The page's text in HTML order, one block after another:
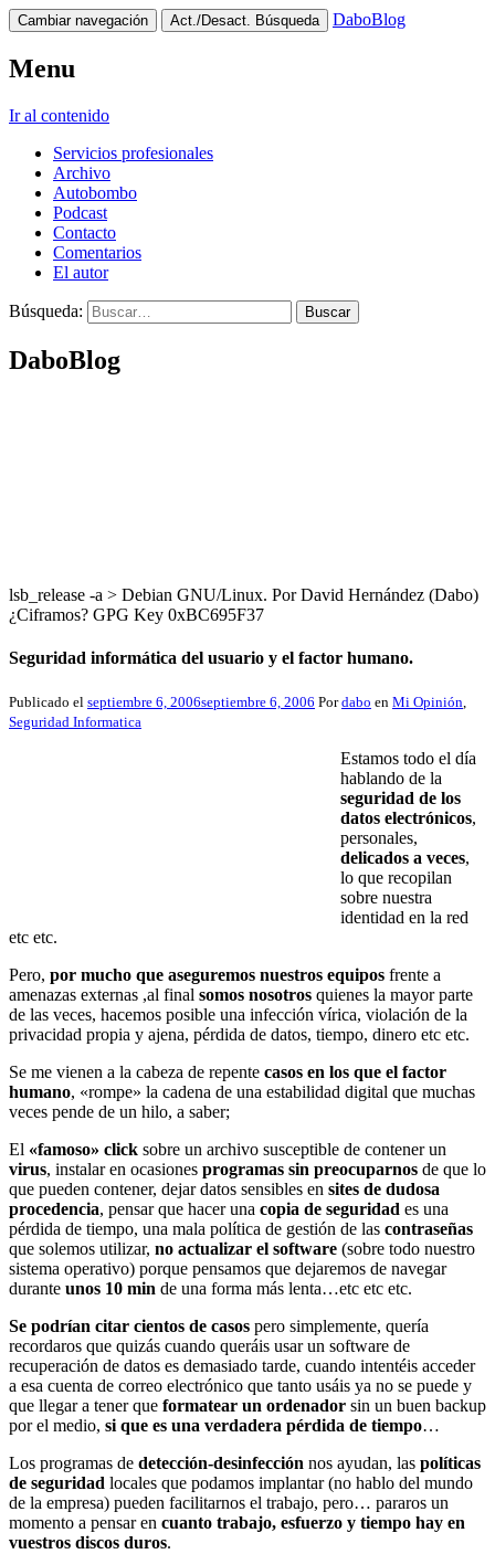
Cambiar navegación Act./Desact. Búsqueda DaboBlog
Menu
Ir al contenido
Servicios profesionales
Archivo
Autobombo
Podcast
Contacto
Comentarios
El autor
Búsqueda:
DaboBlog
lsb_release -a > Debian GNU/Linux. Por David Hernández (Dabo)
¿Ciframos? GPG Key 0xBC695F37
Seguridad informática del usuario y el factor humano.
Publicado el septiembre 6, 2006septiembre 6, 2006 Pordabo en Mi Opinión,
Seguridad Informatica
Estamos todo el día
hablando de la
seguridad de los
datos electrónicos,
personales,
delicados a veces,
lo que recopilan
sobre nuestra
identidad en la red
etc etc.
Pero, por mucho que aseguremos nuestros equipos frente a
amenazas externas ,al final somos nosotros quienes la mayor parte
de las veces, hacemos posible una infección vírica, violación de la
privacidad propia y ajena, pérdida de datos, tiempo, dinero etc etc.
Se me vienen a la cabeza de repente casos en los que el factor
humano, «rompe» la cadena de una estabilidad digital que muchas
veces pende de un hilo, a saber;
El «famoso» click sobre un archivo susceptible de contener un
virus, instalar en ocasiones programas sin preocuparnos de que lo
que pueden contener, dejar datos sensibles en sites de dudosa
procedencia, pensar que hacer una copia de seguridad es una
pérdida de tiempo, una mala política de gestión de las contraseñas
que solemos utilizar, no actualizar el software (sobre todo nuestro
sistema operativo) porque pensamos que dejaremos de navegar
durante unos 10 min de una forma más lenta…etc etc etc.
Se podrían citar cientos de casos pero simplemente, quería
recordaros que quizás cuando queráis usar un software de
recuperación de datos es demasiado tarde, cuando intentéis acceder
a esa cuenta de correo electrónico que tanto usáis ya no se puede y
que llegar a tener que formatear un ordenador sin un buen backup
por el medio, si que es una verdadera pérdida de tiempo…
Los programas de detección-desinfección nos ayudan, las políticas
de seguridad locales que podamos implantar (no hablo del mundo
de la empresa) pueden facilitarnos el trabajo, pero… pararos un
momento a pensar en cuanto trabajo, esfuerzo y tiempo hay en
vuestros discos duros.